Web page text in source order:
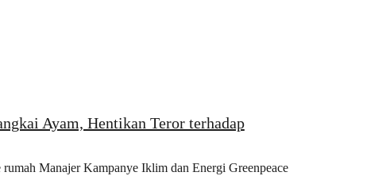
Ayam, Hentikan Teror terhadap
Manajer Kampanye Iklim dan Energi Greenpeace